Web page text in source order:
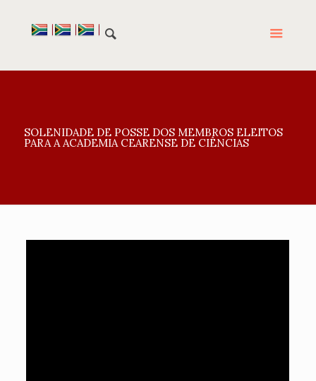
SOLENIDADE DE POSSE DOS MEMBROS ELEITOS
PARA A ACADEMIA CEARENSE DE CIÊNCIAS